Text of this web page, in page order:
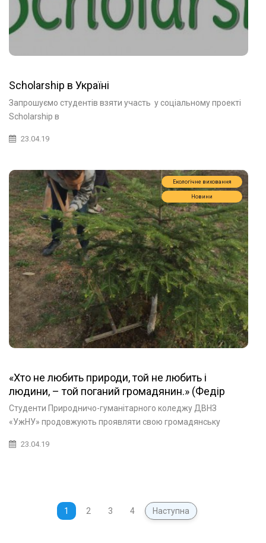
Scholarship в Україні
Запрошуємо студентів взяти участь у соціальному проекті
Scholarship в
23.04.19
Екологічне виховання
Новини
«Хто не любить природи, той не любить і
людини, – той поганий громадянин.» (Федір
Достоєвський)
Студенти Природничо-гуманітарного коледжу ДВНЗ
«УжНУ» продовжують проявляти свою громадянську
23.04.19
1 2 3 4 Наступна